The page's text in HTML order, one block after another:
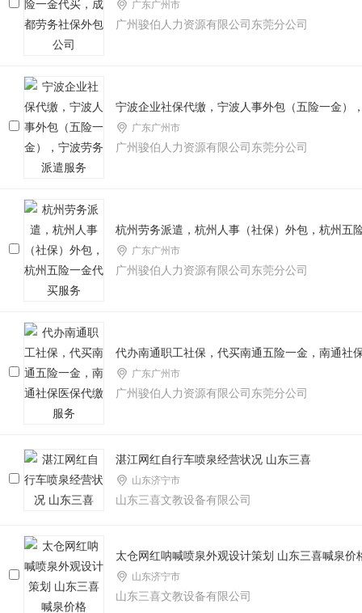
广东广州市
广州骏伯人力资源有限公司东莞分公司
宁波企业社保代缴，宁波人事外包（五险一金）
广东广州市
广州骏伯人力资源有限公司东莞分公司
杭州劳务派遣，杭州人事（社保）外包，杭州五
广东广州市
广州骏伯人力资源有限公司东莞分公司
代办南通职工社保，代买南通五险一金，南通社
广东广州市
广州骏伯人力资源有限公司东莞分公司
湛江网红自行车喷泉经营状况 山东三喜
山东济宁市
山东三喜文教设备有限公司
太仓网红呐喊喷泉外观设计策划 山东三喜喊泉价
山东济宁市
山东三喜文教设备有限公司